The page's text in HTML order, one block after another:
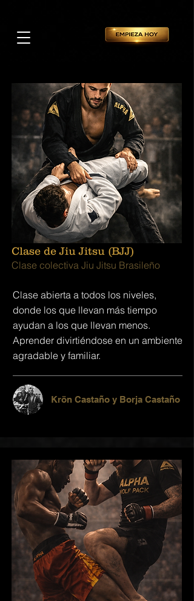
Clase de Jiu Jitsu (BJJ)
Clase colectiva Jiu Jitsu Brasileño
Clase abierta a todos los niveles,
donde los que llevan más tiempo
ayudan a los que llevan menos.
Aprender divirtiéndose en un ambiente
agradable y familiar.
Krön Castaño y Borja Castaño